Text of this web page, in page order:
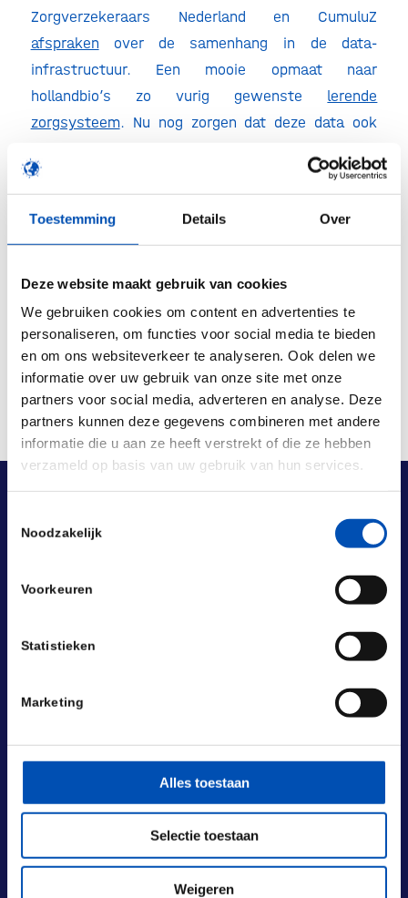
Toestemming Details Over
Deze website maakt gebruik van cookies
We gebruiken cookies om content en advertenties te
personaliseren, om functies voor social media te bieden
en om ons websiteverkeer te analyseren. Ook delen we
informatie over uw gebruik van onze site met onze
partners voor social media, adverteren en analyse. Deze
partners kunnen deze gegevens combineren met andere
informatie die u aan ze heeft verstrekt of die ze hebben
verzameld op basis van uw gebruik van hun services.
Noodzakelijk
Voorkeuren
Statistieken
Marketing
Alles toestaan
Selectie toestaan
Weigeren
Zorgverzekeraars Nederland en CumuluZ
afspraken over de samenhang in de data-
infrastructuur. Een mooie opmaat naar
hollandbio’s zo vurig gewenste lerende
zorgsysteem. Nu nog zorgen dat deze data ook
zodat we samen de zorg kunnen verbeteren!
Laan van Nieuw Oost-Indië 131-133
2593 BM Den Haag